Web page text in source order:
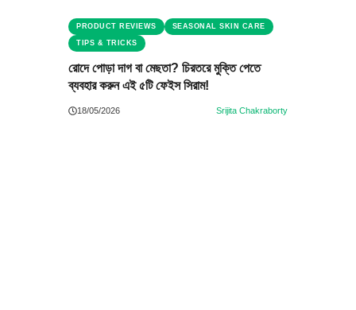
PRODUCT REVIEWS SEASONAL SKIN CARE
TIPS & TRICKS
রোদে পোড়া দাগ বা মেছতা? চিরতরে মুক্তি পেতে
ব্যবহার করুন এই ৫টি ফেইস সিরাম!
18/05/2026 Srijita Chakraborty